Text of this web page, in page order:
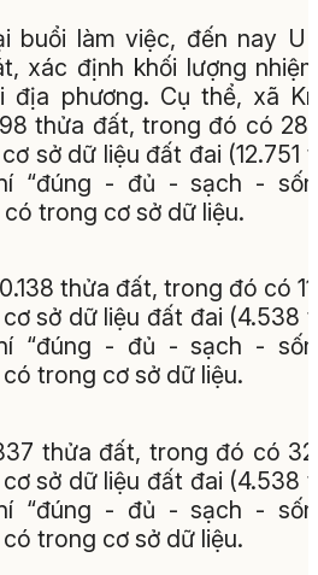
buổi làm việc, đến nay
xác định khối lượng
địa phương. Cụ thể, xã
thửa đất, trong đó có
sở dữ liệu đất đai (12.751
“đúng - đủ - sạch -
trong cơ sở dữ liệu.
thửa đất, trong đó có
sở dữ liệu đất đai (4.538
“đúng - đủ - sạch -
trong cơ sở dữ liệu.
thửa đất, trong đó có
sở dữ liệu đất đai (4.538
“đúng - đủ - sạch -
trong cơ sở dữ liệu.